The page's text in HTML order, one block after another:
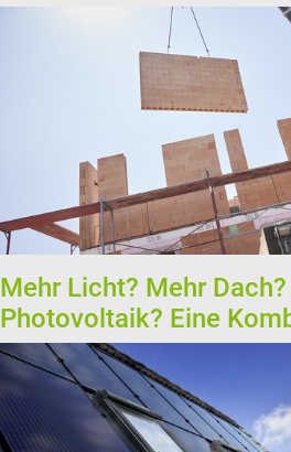
Mehr Licht? Mehr
Photovoltaik? Eine